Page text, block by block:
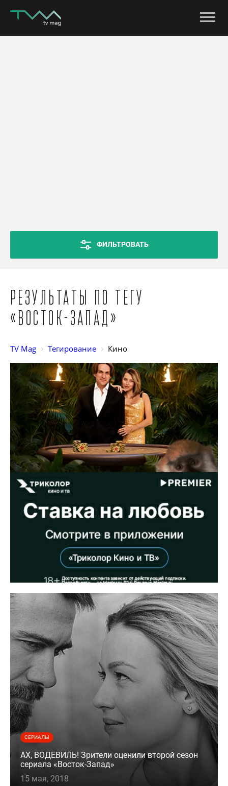
ФИЛЬТРОВАТЬ
Результаты по тегу
«Восток-Запад»
TV Mag Тегирование Кино
СЕРИАЛЫ
АХ, ВОДЕВИЛЬ! Зрители оценили второй сезон
сериала «Восток-Запад»
15 мая, 2018